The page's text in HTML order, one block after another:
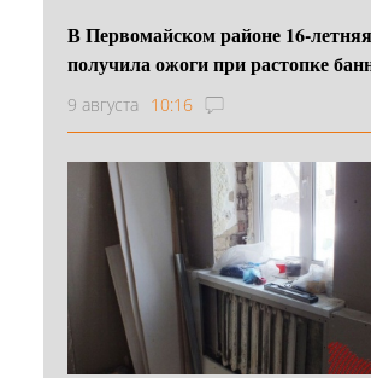
В Первомайском районе
получила ожоги при растопке
9 августа 10:16